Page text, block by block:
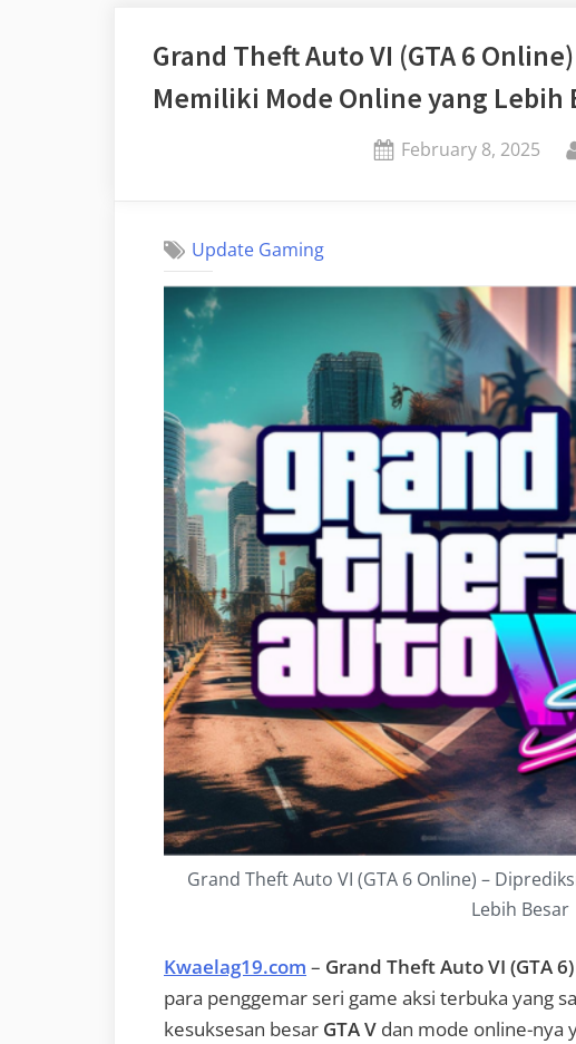
Grand Theft Auto VI (GTA 6
Memiliki Mode Online yang Lebih
Posted
February 8, 2025
Update Gaming
Grand Theft Auto VI (GTA 6 Online) –
Lebih Besar
Kwaelag19.com – Grand Theft Auto VI (GTA 6)
para penggemar seri game aksi terbuka yang
kesuksesan besar GTA V dan mode online-nya